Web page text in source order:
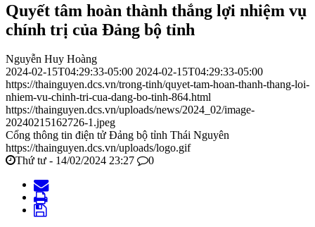
Quyết tâm hoàn thành thắng lợi nhiệm vụ
chính trị của Đảng bộ tỉnh
Nguyễn Huy Hoàng
2024-02-15T04:29:33-05:00 2024-02-15T04:29:33-05:00
https://thainguyen.dcs.vn/trong-tinh/quyet-tam-hoan-thanh-thang-loi-
nhiem-vu-chinh-tri-cua-dang-bo-tinh-864.html
https://thainguyen.dcs.vn/uploads/news/2024_02/image-
20240215162726-1.jpeg
Cổng thông tin điện tử Đảng bộ tỉnh Thái Nguyên
https://thainguyen.dcs.vn/uploads/logo.gif
Thứ tư - 14/02/2024 23:27
0